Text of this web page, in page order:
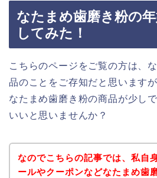
なたまめ歯磨き粉の
してみた！
こちらのページをご覧の方は、
品のことをご存知だと思います
なたまめ歯磨き粉の商品が少し
いいと思いませんか？
なのでこちらの記事では、私自
ールやクーポンなどなたまめ歯